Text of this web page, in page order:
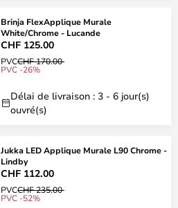
Brinja FlexApplique Murale
White/Chrome - Lucande
CHF 125.00
PVCCHF 170.00
PVC -26%
Délai de livraison : 3 - 6 jour(s)
ouvré(s)
Jukka LED Applique Murale L90 Chrome -
Lindby
CHF 112.00
PVCCHF 235.00
PVC -52%